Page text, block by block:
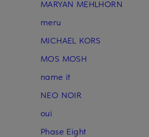
MARYAN MEHLHORN
meru
MICHAEL KORS
MOS MOSH
name it
NEO NOIR
oui
Phase Eight